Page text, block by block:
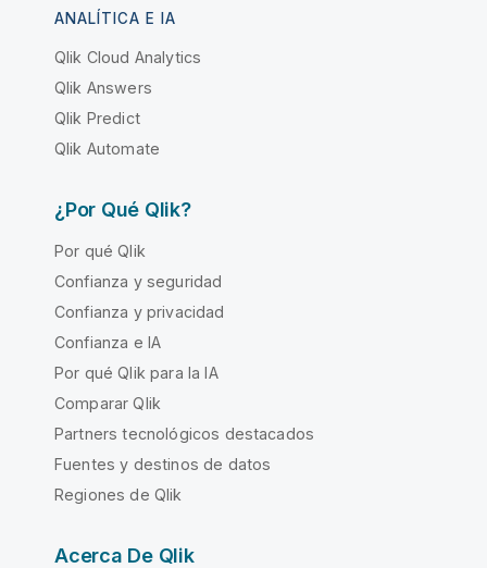
ANALÍTICA E IA
Qlik Cloud Analytics
Qlik Answers
Qlik Predict
Qlik Automate
¿Por Qué Qlik?
Por qué Qlik
Confianza y seguridad
Confianza y privacidad
Confianza e IA
Por qué Qlik para la IA
Comparar Qlik
Partners tecnológicos destacados
Fuentes y destinos de datos
Regiones de Qlik
Acerca De Qlik